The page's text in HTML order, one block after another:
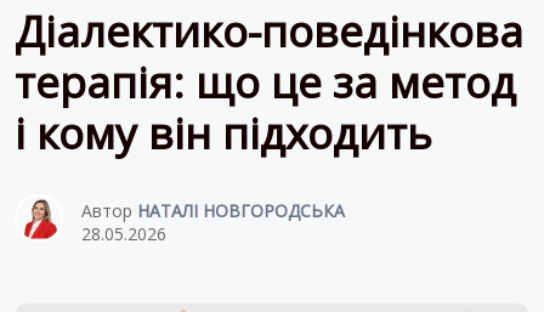
Діалектико-поведінкова
терапія: що це за метод
і кому він підходить
Автор НАТАЛІ НОВГОРОДСЬКА
28.05.2026